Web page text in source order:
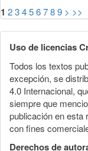
1 23456789 > >>
Uso de licencias
Todos los textos
excepción, se
4.0 Internacional,
siempre que
publicación en esta
con fines
Derechos de